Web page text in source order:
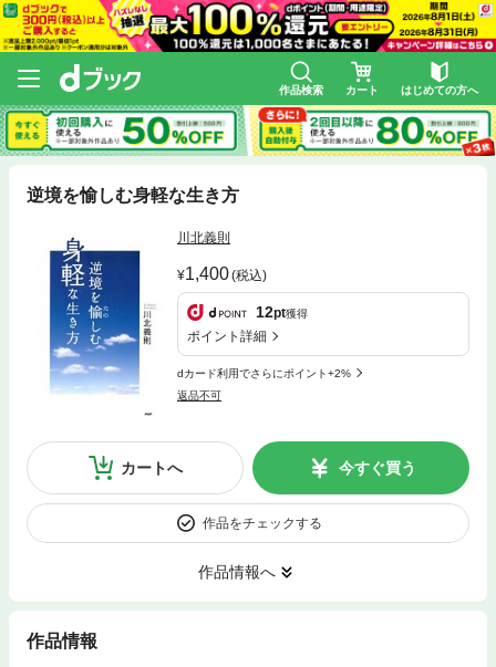
作品検索 カート はじめての方へ
逆境を愉しむ身軽な生き方
川北義則
1,400(税込)
12pt獲得
ポイント詳細
dカード利用でさらにポイント+2%
返品不可
カートへ 今すぐ買う
作品をチェックする
作品情報へ
作品情報